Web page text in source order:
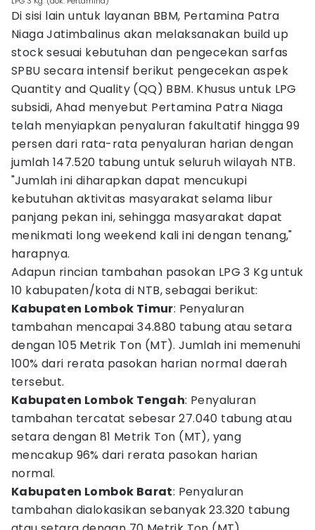
Di sisi lain untuk layanan BBM, Pertamina Patra
Niaga Jatimbalinus akan melaksanakan build up
stock sesuai kebutuhan dan pengecekan sarfas
SPBU secara intensif berikut pengecekan aspek
Quantity and Quality (QQ) BBM. Khusus untuk LPG
subsidi, Ahad menyebut Pertamina Patra Niaga
telah menyiapkan penyaluran fakultatif hingga 99
persen dari rata-rata penyaluran harian dengan
jumlah 147.520 tabung untuk seluruh wilayah NTB.
"Jumlah ini diharapkan dapat mencukupi
kebutuhan aktivitas masyarakat selama libur
panjang pekan ini, sehingga masyarakat dapat
menikmati long weekend kali ini dengan tenang,"
harapnya.
Adapun rincian tambahan pasokan LPG 3 Kg untuk
10 kabupaten/kota di NTB, sebagai berikut:
Kabupaten Lombok Timur: Penyaluran
tambahan mencapai 34.880 tabung atau setara
dengan 105 Metrik Ton (MT). Jumlah ini memenuhi
100% dari rerata pasokan harian normal daerah
tersebut.
Kabupaten Lombok Tengah: Penyaluran
tambahan tercatat sebesar 27.040 tabung atau
setara dengan 81 Metrik Ton (MT), yang
mencakup 96% dari rerata pasokan harian
normal.
Kabupaten Lombok Barat: Penyaluran
tambahan dialokasikan sebanyak 23.320 tabung